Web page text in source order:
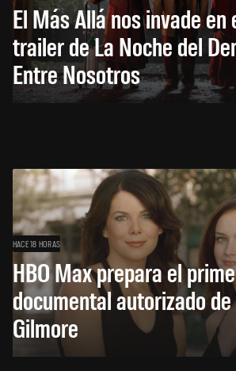
El Más Allá nos invade en
trailer de La Noche del
Entre Nosotros
HACE 18 HORAS
HBO Max prepara el
documental autorizado
Gilmore